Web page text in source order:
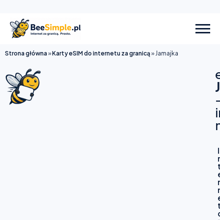
Strona główna»Karty eSIM do internetu za granicą» Jamajka
I
r